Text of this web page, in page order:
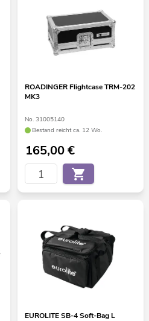
ROADINGER Flightcase TRM-202
MK3
No. 31005140
Bestand reicht ca. 12 Wo.
165,00€
EUROLITE SB-4 Soft-Bag L